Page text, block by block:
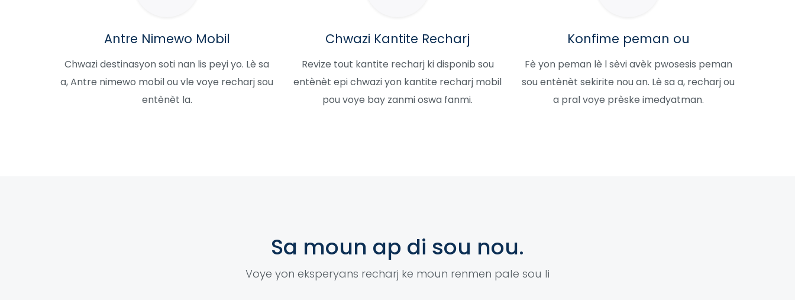
Antre Nimewo Mobil
Chwazi destinasyon soti nan lis peyi yo. Lè sa
a, Antre nimewo mobil ou vle voye recharj sou
entènèt la.
Chwazi Kantite Recharj
Revize tout kantite recharj ki disponib sou
entènèt epi chwazi yon kantite recharj mobil
pou voye bay zanmi oswa fanmi.
Konfime peman ou
Fè yon peman lè l sèvi avèk pwosesis peman
sou entènèt sekirite nou an. Lè sa a, recharj ou
a pral voye prèske imedyatman.
Sa moun ap di sou nou.
Voye yon eksperyans recharj ke moun renmen pale sou li